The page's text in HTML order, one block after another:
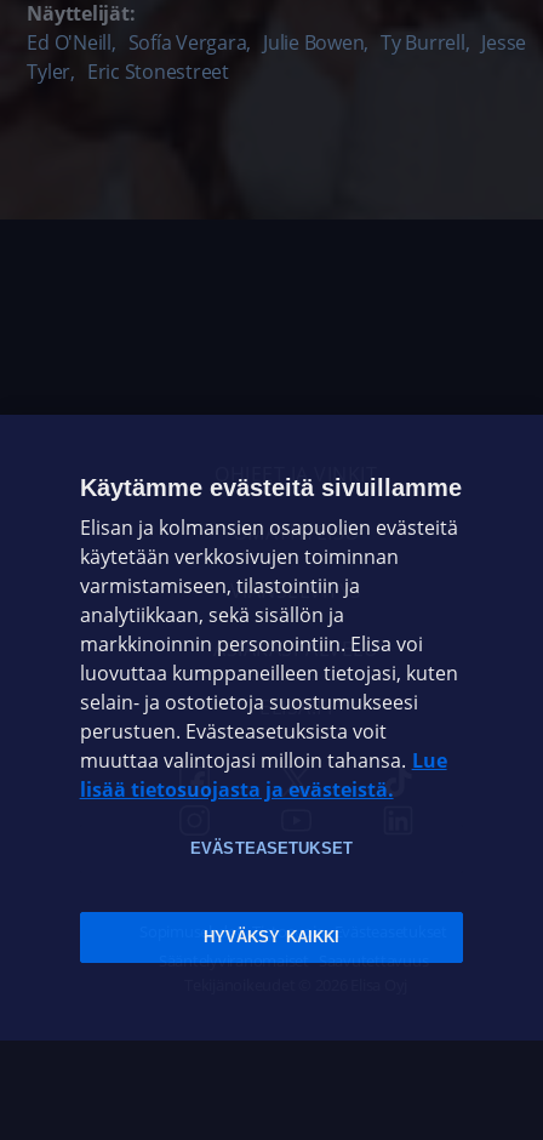
Näyttelijät:
Ed O'Neill, Sofía Vergara, Julie Bowen, Ty Burrell, Jesse
Tyler, Eric Stonestreet
OHJEET JA VINKIT
OMAYHTEISÖ
VIANSELVITYS
ASIAKASPALVELU
ELISA.FI
Sopimusehdot Tietosuoja Evästeasetukset
Sääntelyviranomaiset Saavutettavuus
Käytämme evästeitä sivuillamme
Elisan ja kolmansien osapuolien evästeitä
käytetään verkkosivujen toiminnan
varmistamiseen, tilastointiin ja
analytiikkaan, sekä sisällön ja
markkinoinnin personointiin. Elisa voi
luovuttaa kumppaneilleen tietojasi, kuten
selain- ja ostotietoja suostumukseesi
perustuen. Evästeasetuksista voit
muuttaa valintojasi milloin tahansa. Lue
lisää tietosuojasta ja evästeistä.
EVÄSTEASETUKSET
HYVÄKSY KAIKKI